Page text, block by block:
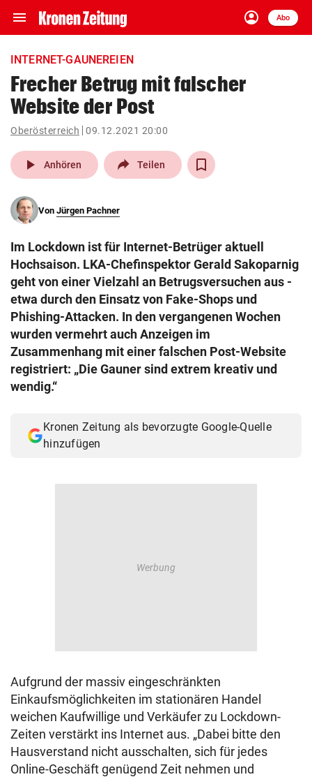
menu Navigation
ein-/ausklappen
account_circle
Anmelden
Abo
close Schließen
account_circle Anmelden
pin_drop
Wien arrow_right
search
eingeben
© Krone Multimedia GmbH & Co KG 2026
Muthgasse 2, 1190 Wien
INTERNET-GAUNEREIEN
Frecher Betrug mit falscher
Website der Post
Oberösterreich 09.12.2021 20:00
play_arrow Anhören Teilen
Von Jürgen Pachner
Im Lockdown ist für Internet-Betrüger aktuell
Hochsaison. LKA-Chefinspektor Gerald Sakoparnig
geht von einer Vielzahl an Betrugsversuchen aus -
etwa durch den Einsatz von Fake-Shops und
Phishing-Attacken. In den vergangenen Wochen
wurden vermehrt auch Anzeigen im
Zusammenhang mit einer falschen Post-Website
registriert: „Die Gauner sind extrem kreativ und
wendig.“
Kronen Zeitung als bevorzugte Google-Quelle
hinzufügen
Aufgrund der massiv eingeschränkten
Einkaufsmöglichkeiten im stationären Handel
weichen Kaufwillige und Verkäufer zu Lockdown-
Zeiten verstärkt ins Internet aus. „Dabei bitte den
Hausverstand nicht ausschalten, sich für jedes
Online-Geschäft genügend Zeit nehmen und